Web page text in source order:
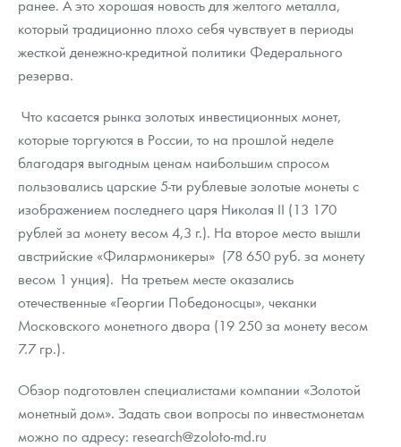
ранее. А это хорошая новость для желтого металла,
который традиционно плохо себя чувствует в периоды
жесткой денежно-кредитной политики Федерального
резерва.
Что касается рынка золотых инвестиционных монет,
которые торгуются в России, то на прошлой неделе
благодаря выгодным ценам наибольшим спросом
пользовались царские 5-ти рублевые золотые монеты с
изображением последнего царя Николая II (13 170
рублей за монету весом 4,3 г.). На второе место вышли
австрийские «Филармоникеры» (78 650 руб. за монету
весом 1 унция). На третьем месте оказались
отечественные «Георгии Победоносцы», чеканки
Московского монетного двора (19 250 за монету весом
7.7 гр.).
Обзор подготовлен специалистами компании «Золотой
монетный дом». Задать свои вопросы по инвестмонетам
можно по адресу: research@zoloto-md.ru